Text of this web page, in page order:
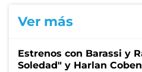
Ver más
Estrenos con Barassi y
Soledad" y Harlan Coben